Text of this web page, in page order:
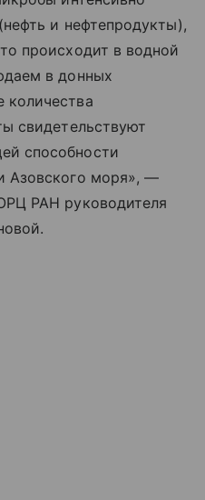
и нефтепродукты),
происходит в водной
в донных
количества
свидетельствуют
способности
Азовского моря», —
РАН руководителя